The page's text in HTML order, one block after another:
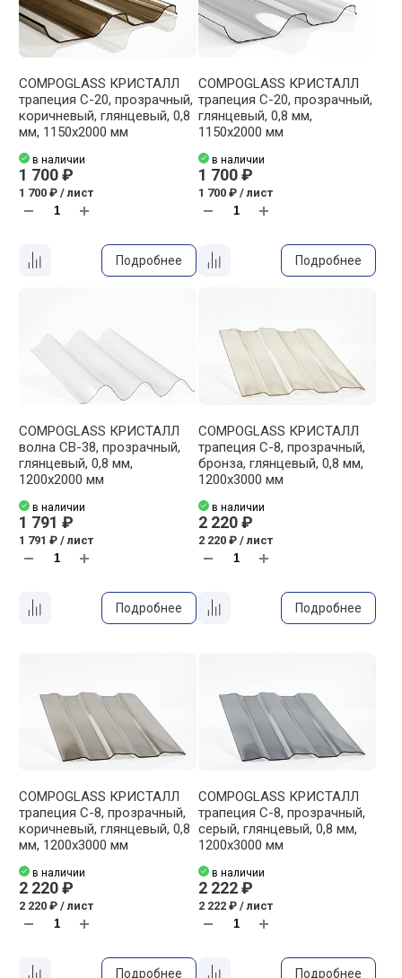
COMPOGLASS КРИСТАЛЛ
трапеция С-20, прозрачный,
коричневый, глянцевый, 0,8
мм, 1150х2000 мм
в наличии
1 700 ₽
1 700 ₽ / лист
Подробнее
COMPOGLASS КРИСТАЛЛ
трапеция С-20, прозрачный,
глянцевый, 0,8 мм,
1150х2000 мм
в наличии
1 700 ₽
1 700 ₽ / лист
Подробнее
COMPOGLASS КРИСТАЛЛ
волна СВ-38, прозрачный,
глянцевый, 0,8 мм,
1200х2000 мм
в наличии
1 791 ₽
1 791 ₽ / лист
Подробнее
COMPOGLASS КРИСТАЛЛ
трапеция С-8, прозрачный,
бронза, глянцевый, 0,8 мм,
1200х3000 мм
в наличии
2 220 ₽
2 220 ₽ / лист
Подробнее
COMPOGLASS КРИСТАЛЛ
трапеция С-8, прозрачный,
коричневый, глянцевый, 0,8
мм, 1200х3000 мм
в наличии
2 220 ₽
2 220 ₽ / лист
Подробнее
COMPOGLASS КРИСТАЛЛ
трапеция С-8, прозрачный,
cерый, глянцевый, 0,8 мм,
1200х3000 мм
в наличии
2 222 ₽
2 222 ₽ / лист
Подробнее